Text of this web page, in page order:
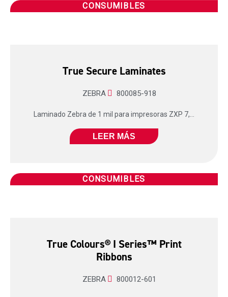
CONSUMIBLES
True Secure Laminates
ZEBRA 800085-918
Laminado Zebra de 1 mil para impresoras ZXP 7,...
LEER MÁS
CONSUMIBLES
True Colours® I Series™ Print
Ribbons
ZEBRA 800012-601